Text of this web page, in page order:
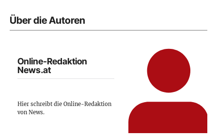
Über die Autoren
Online-Redaktion
News.at
Hier schreibt die Online-Redaktion
von News.